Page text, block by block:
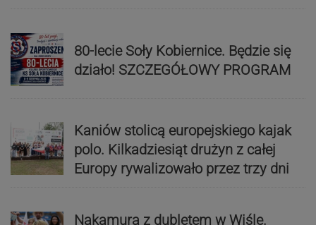
80-lecie Soły Kobiernice. Będzie się
działo! SZCZEGÓŁOWY PROGRAM
Kaniów stolicą europejskiego kajak
polo. Kilkadziesiąt drużyn z całej
Europy rywalizowało przez trzy dni
Nakamura z dubletem w Wiśle.